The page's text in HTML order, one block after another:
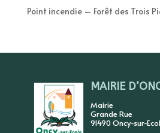
Point incendie – Forêt des Trois
MAIRIE
Mairie
Grande Rue
91490 Oncy-sur-